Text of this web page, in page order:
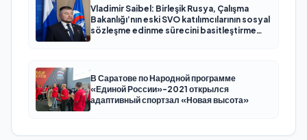
Vladimir Saibel: Birleşik Rusya, Çalışma
Bakanlığı’nın eski SVO katılımcılarının sosyal
sözleşme edinme sürecini basitleştirme
В Саратове по Народной программе
«Единой России»-2021 открылся
адаптивный спортзал «Новая высота»